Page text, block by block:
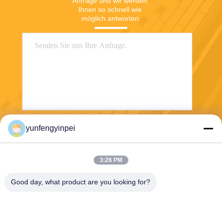
Ihnen so schnell wie
möglich antworten.
yunfengyinpei
3:26 PM
Good day, what product are you looking for?